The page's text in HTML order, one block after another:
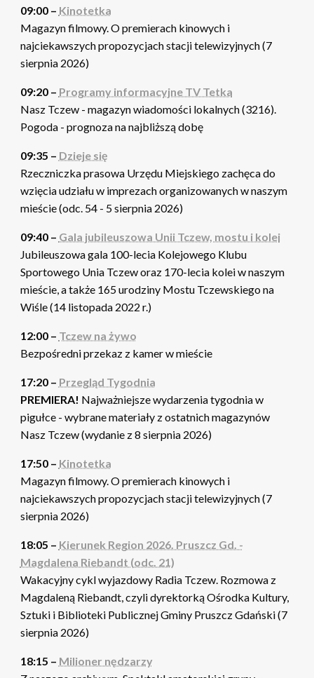
09:00 – Kinotetka
Magazyn filmowy. O premierach kinowych i
najciekawszych propozycjach stacji telewizyjnych (7
sierpnia 2026)
09:20 – Programy informacyjne TV Tetka
Nasz Tczew - magazyn wiadomości lokalnych (3216).
Pogoda - prognoza na najbliższą dobę
09:35 – Dzieje się
Rzeczniczka prasowa Urzędu Miejskiego zachęca do
wzięcia udziału w imprezach organizowanych w naszym
mieście (odc. 54 - 5 sierpnia 2026)
09:40 – Gala jubileuszowa Unii Tczew, mostu i kolei
Jubileuszowa gala 100-lecia Kolejowego Klubu
Sportowego Unia Tczew oraz 170-lecia kolei w naszym
mieście, a także 165 urodziny Mostu Tczewskiego na
Wiśle (14 listopada 2022 r.)
12:00 – Tczew na żywo
Bezpośredni przekaz z kamer w mieście
17:20 – Przegląd Tygodnia
PREMIERA! Najważniejsze wydarzenia tygodnia w
pigułce - wybrane materiały z ostatnich magazynów
Nasz Tczew (wydanie z 8 sierpnia 2026)
17:50 – Kinotetka
Magazyn filmowy. O premierach kinowych i
najciekawszych propozycjach stacji telewizyjnych (7
sierpnia 2026)
18:05 – Kierunek Region 2026. Pruszcz Gd. -
Magdalena Riebandt (odc. 21)
Wakacyjny cykl wyjazdowy Radia Tczew. Rozmowa z
Magdaleną Riebandt, czyli dyrektorką Ośrodka Kultury,
Sztuki i Biblioteki Publicznej Gminy Pruszcz Gdański (7
sierpnia 2026)
18:15 – Milioner nędzarzy